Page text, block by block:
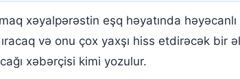
xəyalpərəstin eşq həyatında
və onu çox yaxşı hiss etdirəcək bir
xəbərçisi kimi yozulur.